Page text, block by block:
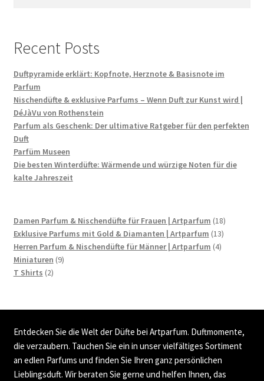
Recent Posts
Duftpyramide erklärt: Kopfnote, Herznote & Basisnote im
Parfum
Nischendüfte & exklusive Parfums – Wenn Duft zur Kunst wird |
DéJàVu von Rothenstein
Parfum als Geschenk: Der ultimative Ratgeber für den perfekten
Duft
Parfüm Museen
Die besten Winterdüfte: Wärmende und würzige Noten für die
kalte Jahreszeit
Damen Parfum & Nischendüfte für Frauen | Artparfum 1818
Produkte
Exklusive Parfums mit Gold & Diamanten | Artparfum 1313
Produkte
Herren Parfum & Nischendüfte für Männer | Artparfum 44
Miniaturen 99
T Shirts 22
Entdecken Sie die Welt der Düfte bei Artparfum. Duftmomente,
die verzaubern. Tauchen Sie ein in unser vielfältiges Sortiment
an edlen Parfums und finden Sie Ihren ganz persönlichen
Lieblingsduft. Wir beraten Sie gerne und helfen Ihnen, das